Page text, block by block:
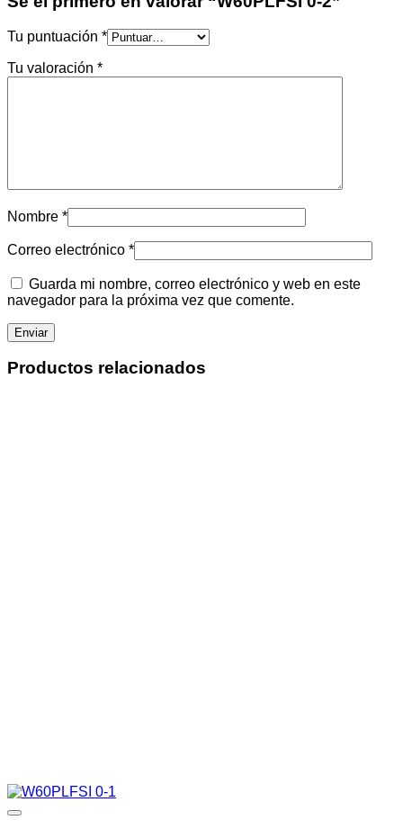
Tu puntuación *
Tu valoración *
Nombre *
Correo electrónico *
Guarda mi nombre, correo electrónico y web en este
navegador para la próxima vez que comente.
Productos relacionados